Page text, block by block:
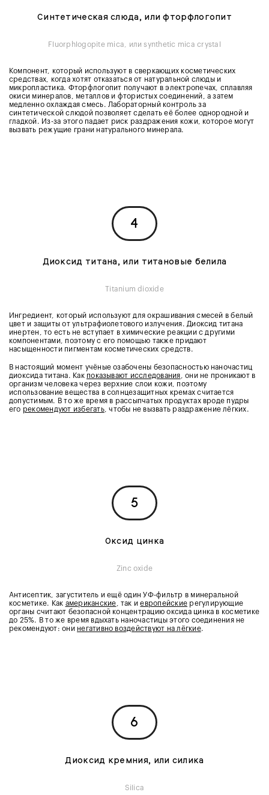
Синтетическая слюда, или фторфлогопит
Fluorphlogopite mica, или synthetic mica crystal
Компонент, который используют в сверкающих косметических
средствах, когда хотят отказаться от натуральной слюды и
микропластика. Фторфлогопит получают в электропечах, сплавляя
окиси минералов, металлов и фтористых соединений, а затем
медленно охлаждая смесь. Лабораторный контроль за
синтетической слюдой позволяет сделать её более однородной и
гладкой. Из-за этого падает риск раздражения кожи, которое могут
вызвать режущие грани натурального минерала.
4
Диоксид титана, или титановые белила
Titanium dioxide
Ингредиент, который используют для окрашивания смесей в белый
цвет и защиты от ультрафиолетового излучения. Диоксид титана
инертен, то есть не вступает в химические реакции с другими
компонентами, поэтому c его помощью также придают
насыщенности пигментам косметических средств.
В настоящий момент учёные озабочены безопасностью наночастиц
диоксида титана. Как показывают исследования , они не проникают в
организм человека через верхние слои кожи, поэтому
использование вещества в солнцезащитных кремах считается
допустимым. В то же время в рассыпчатых продуктах вроде пудры
его рекомендуют избегать, чтобы не вызвать раздражение лёгких.
5
Оксид цинка
Zinc oxide
Антисептик, загуститель и ещё один УФ-фильтр в минеральной
косметике. Как американские , так иевропейские регулирующие
органы считают безопасной концентрацию оксида цинка в косметике
до 25%. В то же время вдыхать наночастицы этого соединения не
рекомендуют: они негативно воздействуют на лёгкие.
6
Диоксид кремния, или силика
Silica